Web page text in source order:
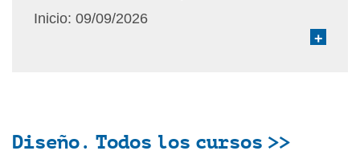
Inicio: 09/09/2026
+
Diseño. Todos los cursos >>